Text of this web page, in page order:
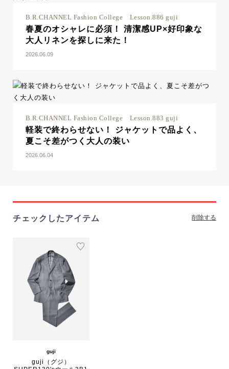
B.R.CHANNEL Fashion College Lesson.886 guji
春夏のオシャレに必須！ 清潔感UP×好印象な
大人リネンを探しに来た！
2026.06.09
B.R.CHANNEL Fashion College Lesson.883 guji
軽装で終わらせない！ ジャケットで品よく、
夏こそ差がつく大人の装い
2026.06.04
チェックしたアイテム 削除する
guji
guji（グジ）